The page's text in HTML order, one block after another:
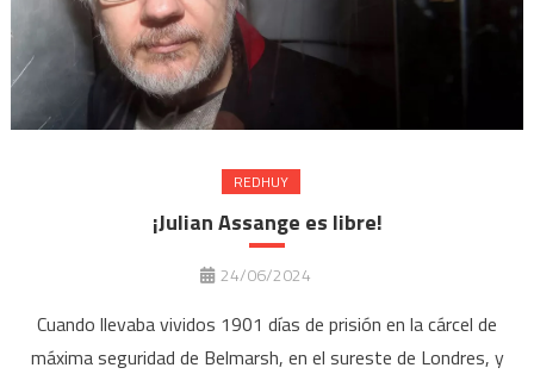
REDHUY
¡Julian Assange es libre!
24/06/2024
Cuando llevaba vividos 1901 días de prisión en la cárcel de
máxima seguridad de Belmarsh, en el sureste de Londres, y